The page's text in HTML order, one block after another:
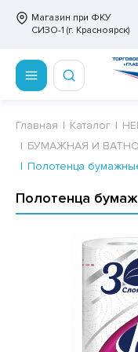
Магазин при ФКУ
СИЗО-1 (г. Красноярск)
ИЗДЕЛИЯ
ВАФЕЛЬНЫЕ
ПИТЬЕВАЯ,
РЕЗИНКА
ПАСТИЛА,
ТУАЛЕТНАЯ
И ВАТНО-
ТОВАРЫ
Сертификаты
Главная Каталог
БУМАЖНАЯ И
Полотенца
Полотенца